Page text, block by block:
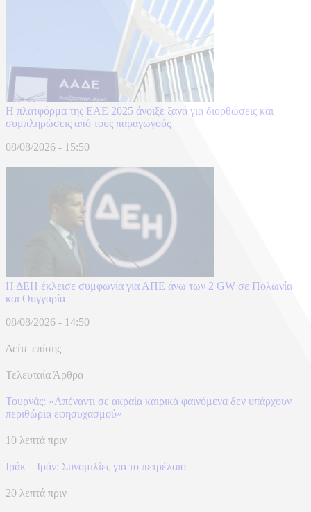
Η πλατφόρμα της ΕΑΕ 2025 άνοιξε ξανά για διορθώσεις και
συμπληρώσεις από τους παραγωγούς
08/08/2026 - 15:50
Η ΔΕΗ έκλεισε συμφωνία για ΑΠΕ άνω των 2 GW σε Πολωνία
και Ουγγαρία
08/08/2026 - 14:50
Δείτε επίσης
Τελευταία Άρθρα
Τουρνάς: «Απέναντι σε ακραία καιρικά φαινόμενα δεν υπάρχουν
περιθώρια εφησυχασμού»
10 λεπτά πριν
Ιράκ – Ιράν: Συνομιλίες για το πετρέλαιο
20 λεπτά πριν